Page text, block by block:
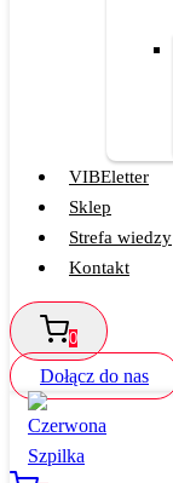
VIBEletter
Sklep
Strefa wiedzy
Kontakt
0
Dołącz do nas